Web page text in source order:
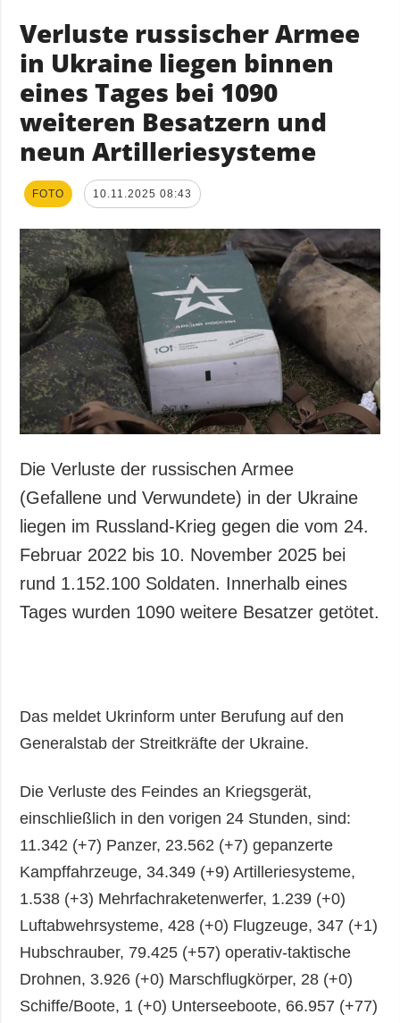
Verluste russischer Armee
in Ukraine liegen binnen
eines Tages bei 1090
weiteren Besatzern und
neun Artilleriesysteme
FOTO 10.11.2025 08:43
Die Verluste der russischen Armee
(Gefallene und Verwundete) in der Ukraine
liegen im Russland-Krieg gegen die vom 24.
Februar 2022 bis 10. November 2025 bei
rund 1.152.100 Soldaten. Innerhalb eines
Tages wurden 1090 weitere Besatzer getötet.
Das meldet Ukrinform unter Berufung auf den
Generalstab der Streitkräfte der Ukraine.
Die Verluste des Feindes an Kriegsgerät,
einschließlich in den vorigen 24 Stunden, sind:
11.342 (+7) Panzer, 23.562 (+7) gepanzerte
Kampffahrzeuge, 34.349 (+9) Artilleriesysteme,
1.538 (+3) Mehrfachraketenwerfer, 1.239 (+0)
Luftabwehrsysteme, 428 (+0) Flugzeuge, 347 (+1)
Hubschrauber, 79.425 (+57) operativ-taktische
Drohnen, 3.926 (+0) Marschflugkörper, 28 (+0)
Schiffe/Boote, 1 (+0) Unterseeboote, 66.957 (+77)